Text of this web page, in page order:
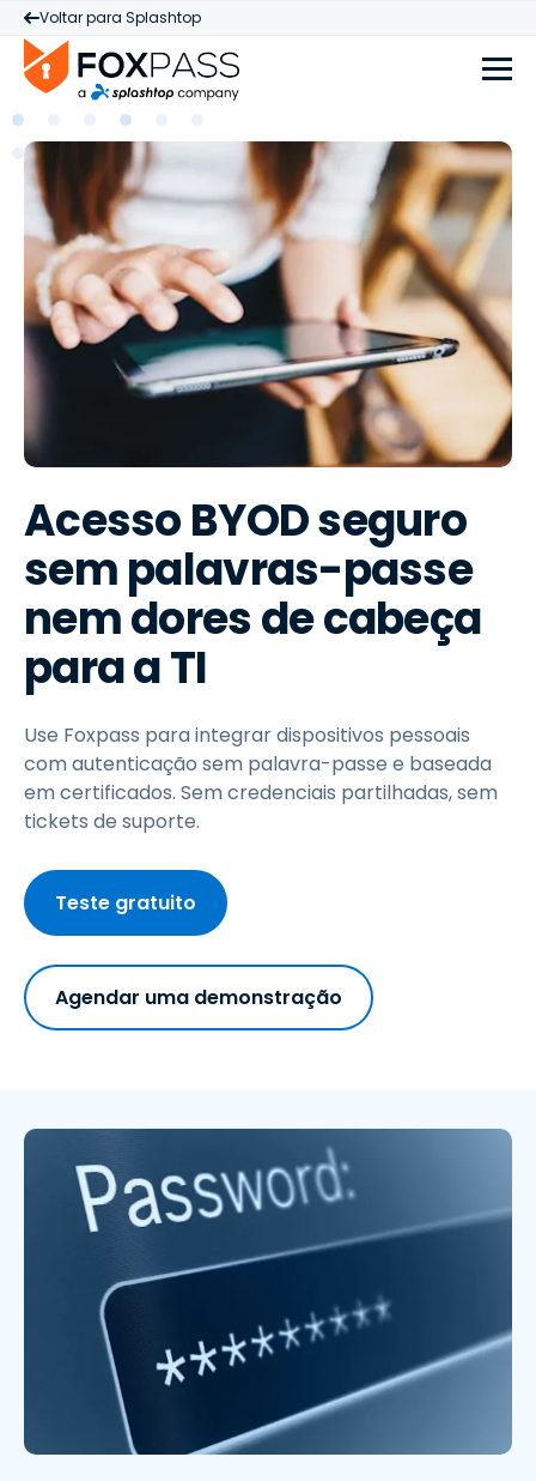
Voltar para Splashtop
Acesso BYOD seguro
sem palavras-passe
nem dores de cabeça
para a TI
Use Foxpass para integrar dispositivos pessoais
com autenticação sem palavra-passe e baseada
em certificados. Sem credenciais partilhadas, sem
tickets de suporte.
Teste gratuito
Agendar uma demonstração